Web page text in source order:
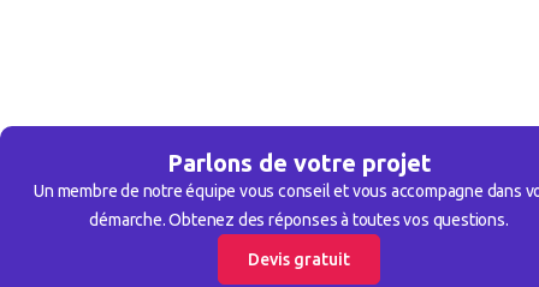
Parlons de votre projet
Un membre de notre équipe vous conseil et vous accompagne dans
démarche. Obtenez des réponses à toutes vos questions.
Devis gratuit